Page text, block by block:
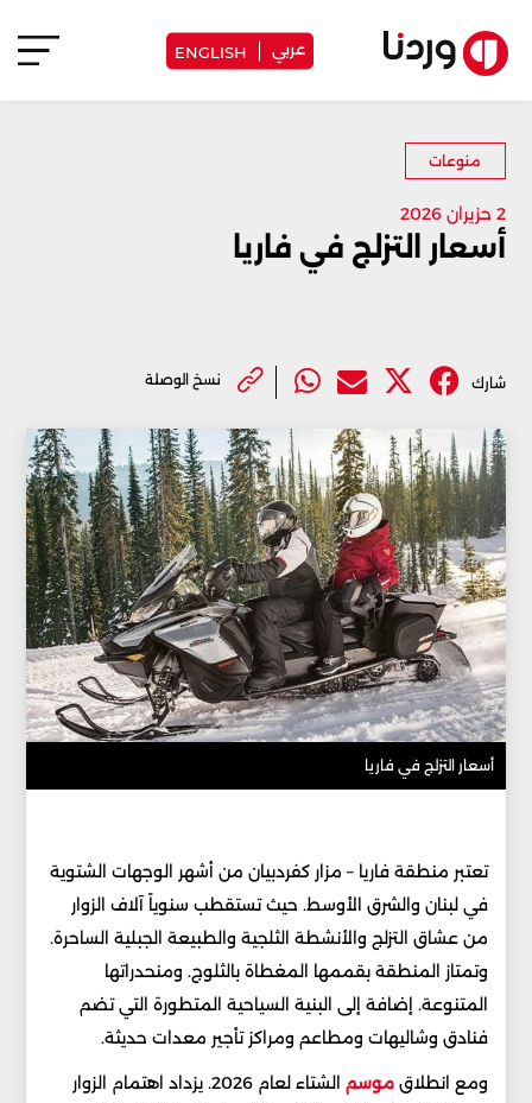
عربي ENGLISH
منوعات
2 حزيران 2026
أسعار التزلج في فاريا
شارك نسخ الوصلة
أسعار التزلج في فاريا
تعتبر منطقة فاريا – مزار كفردبيان من أشهر الوجهات الشتوية
في لبنان والشرق الأوسط. حيث تستقطب سنوياً آلاف الزوار
من عشاق التزلج والأنشطة الثلجية والطبيعة الجبلية الساحرة.
وتمتاز المنطقة بقممها المغطاة بالثلوج. ومنحدراتها
المتنوعة. إضافة إلى البنية السياحية المتطورة التي تضم
فنادق وشاليهات ومطاعم ومراكز تأجير معدات حديثة.
ومع انطلاقموسم
الشتاء لعام 2026. يزداد اهتمام الزوار